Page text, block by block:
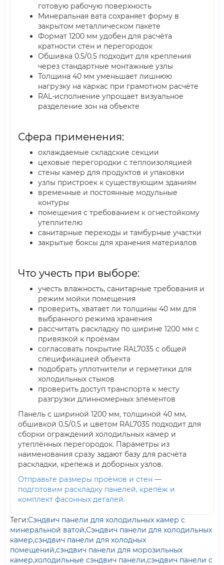
готовую рабочую поверхность
Минеральная вата сохраняет форму в
закрытом металлическом пакете
Формат 1200 мм удобен для расчёта
кратности стен и перегородок
Обшивка 0.5/0.5 подходит для крепления
через стандартные монтажные узлы
Толщина 40 мм уменьшает лишнюю
нагрузку на каркас при грамотном расчёте
RAL-исполнение упрощает визуальное
разделение зон на объекте
Сфера применения:
охлаждаемые складские секции
цеховые перегородки с теплоизоляцией
стены камер для продуктов и упаковки
узлы пристроек к существующим зданиям
временные и постоянные модульные
контуры
помещения с требованием к огнестойкому
утеплителю
санитарные переходы и тамбурные участки
закрытые боксы для хранения материалов
Что учесть при выборе:
учесть влажность, санитарные требования и
режим мойки помещения
проверить, хватает ли толщины 40 мм для
выбранного режима хранения
рассчитать раскладку по ширине 1200 мм с
привязкой к проёмам
согласовать покрытие RAL7035 с общей
спецификацией объекта
подобрать уплотнители и герметики для
холодильных стыков
проверить доступ транспорта к месту
разгрузки длинномерных элементов
Панель с шириной 1200 мм, толщиной 40 мм,
обшивкой 0.5/0.5 и цветом RAL7035 подходит для
сборки ограждений холодильных камер и
утеплённых перегородок. Параметры из
наименования сразу задают базу для расчёта
раскладки, крепежа и доборных узлов.
Отправьте размеры проёмов и стен —
подготовим раскладку панелей, крепёж и
комплект фасонных деталей.
Теги:Сэндвич панели для холодильных камер с
минеральной ватой,Сэндвич панели для холодильных
камер,сэндвич панели для холодных
помещений,сэндвич панели для морозильных
камер,холодильные сэндвич панели,сэндвич панели с